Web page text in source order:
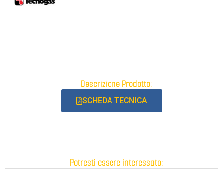
Descrizione Prodotto:
SCHEDA TECNICA
Potresti essere interessato: